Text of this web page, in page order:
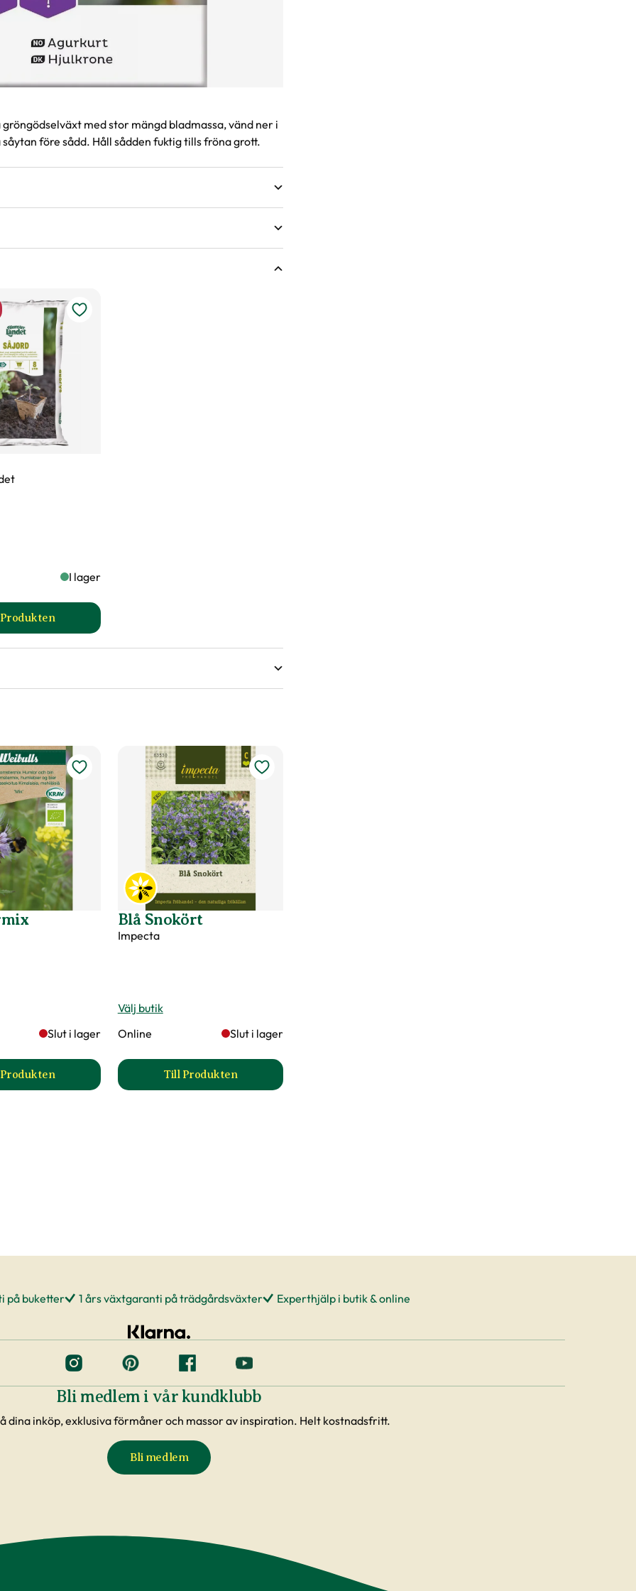
med stor mängd bladmassa, vänd ner i
före sådd. Håll sådden fuktig tills fröna grott.
I lager
till Såjord produktsida
Har du nånsin funderat på hur det egentligen går
till när ett frö hamnar i sin fröpåse i din butik? Det
är många steg att tänka på. Särskilt när det
handlar om KRAV-märkta och ekologiska fröer.
Slut i lager
till Blomstermix produktsida
Blå Snokört
Impecta
Välj butik
Online
Slut i lager
Till Produkten
till Blå Snokört produktsida
på buketter 1 års växtgaranti på trädgårdsväxter Experthjälp i butik & online
Bli medlem i vår kundklubb
dina inköp, exklusiva förmåner och massor av inspiration. Helt kostnadsfritt.
Bli medlem